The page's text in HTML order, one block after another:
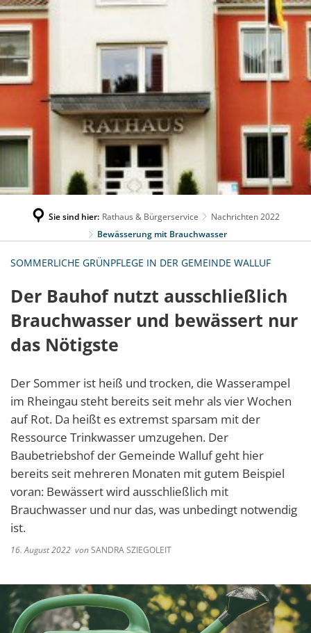
Sie sind hier: Rathaus & Bürgerservice
Nachrichten 2022
Bewässerung mit Brauchwasser
SOMMERLICHE GRÜNPFLEGE IN DER GEMEINDE WALLUF
Der Bauhof nutzt ausschließlich
Brauchwasser und bewässert nur
das Nötigste
Der Sommer ist heiß und trocken, die Wasserampel
im Rheingau steht bereits seit mehr als vier Wochen
auf Rot. Da heißt es extremst sparsam mit der
Ressource Trinkwasser umzugehen. Der
Baubetriebshof der Gemeinde Walluf geht hier
bereits seit mehreren Monaten mit gutem Beispiel
voran: Bewässert wird ausschließlich mit
Brauchwasser und nur das, was unbedingt notwendig
ist.
16. August 2022 vonSANDRA SZIEGOLEIT